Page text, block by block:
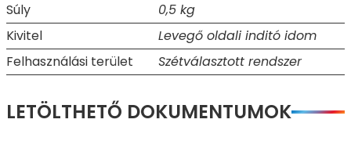
Súly
0,5 kg
Kivitel
Levegő oldali inditó idom
Felhasználási terület
Szétválasztott rendszer
LETÖLTHETŐ DOKUMENTUMOK